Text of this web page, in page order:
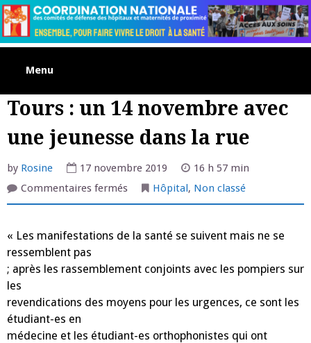
Skip
to
content
Menu
Tours : un 14 novembre avec
une jeunesse dans la rue
by Rosine 17 novembre 2019
16 h 57 min
Commentaires ferméssur
:
novembre
jeunesse
dans
Hôpital, Non classé
« Les manifestations de la santé se suivent mais ne se
ressemblent pas
; après les rassemblement conjoints avec les pompiers sur
les
revendications des moyens pour les urgences, ce sont les
étudiant-es en
médecine et les étudiant-es orthophonistes qui ont